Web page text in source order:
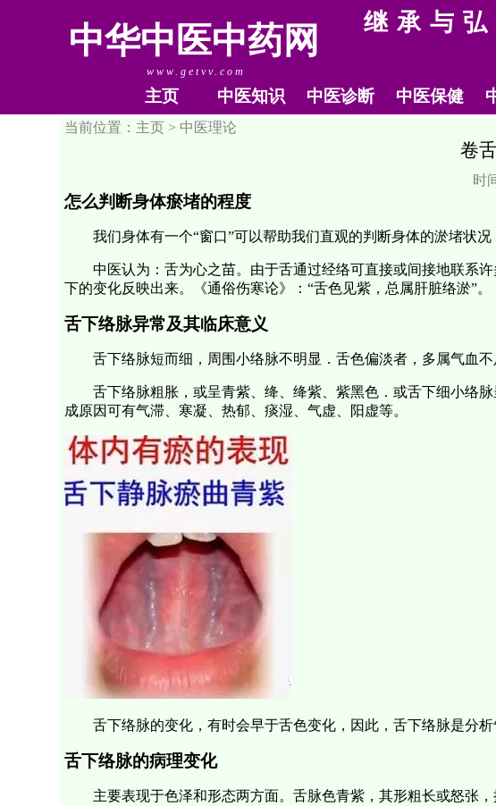
中华中医中药网
www.getvv.com
继承与
主页 中医知识 中医诊断 中医保健
当前位置：主页 > 中医理论
卷
时
怎么判断身体瘀堵的程度
我们身体有一个“窗口”可以帮助我们直观的判断身体的淤堵状况
中医认为：舌为心之苗。由于舌通过经络可直接或间接地联系
下的变化反映出来。《通俗伤寒论》：“舌色见紫，总属肝脏络淤”。
舌下络脉异常及其临床意义
舌下络脉短而细，周围小络脉不明显．舌色偏淡者，多属气血不
舌下络脉粗胀，或呈青紫、绛、绛紫、紫黑色．或舌下细小络
成原因可有气滞、寒凝、热郁、痰湿、气虚、阳虚等。
舌下络脉的变化，有时会早于舌色变化，因此，舌下络脉是分析
舌下络脉的病理变化
主要表现于色泽和形态两方面。舌脉色青紫，其形粗长或怒张